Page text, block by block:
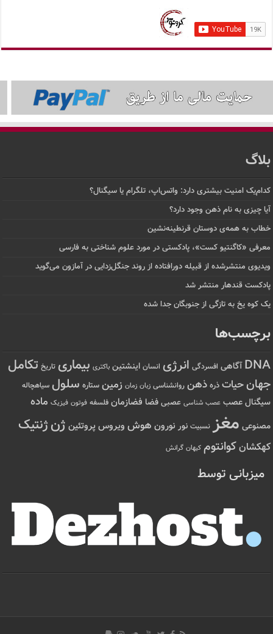
بلاگ
کدام‌یک امنیت بیشتری دارد: واتس‌اپ، تلگرام یا سیگنال؟
آیا چیزی به نام ذهن وجود دارد؟
خطاب به همه‌ی دوستان قرنطینه‌نشین
معرفی «کاگنتیو کست»، پادکستی در مورد علوم شناختی به فارسی
ویدیوی منتشرشده از قبیله دورافتاده‌ از روند جنگل‌زدایی در آمازون می‌گوید
پادکست قندهار منتشر شد
یک کوه یخ به تازگی از جنوبگان جدا شده
برچسب‌ها
DNA آگاهی افسردگی انرژی انسان اینشتین باکتری بیماری تاریخ تکامل
جهانحیات ذره ذهن روانشناسی زبان زمان زمین ستاره سلول سیاهچاله
سیگنال عصب عصب شناسی عصبی فضا فضازمان فلسفه فوتون فیزیک ماده
مصنوعی مغز نسبیت نور نورون هوش ویروس پروتئین ژنژنتیک
کهکشانکوانتوم کیهان گرانش
میزبانی توسط